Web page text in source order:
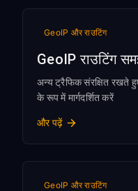
GeoIP और राउटिंग
GeoIP राउटिंग
अन्य ट्रैफिक संरक्षित रखते
के रूप में मार्गदर्शित करें
और पढ़ें
GeoIP और राउटिंग